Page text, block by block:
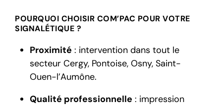
POURQUOI CHOISIR COM’PAC POUR VOTRE
SIGNALÉTIQUE ?
Proximité : intervention dans tout le
secteur Cergy, Pontoise, Osny, Saint-
Ouen-l’Aumône.
Qualité professionnelle : impression